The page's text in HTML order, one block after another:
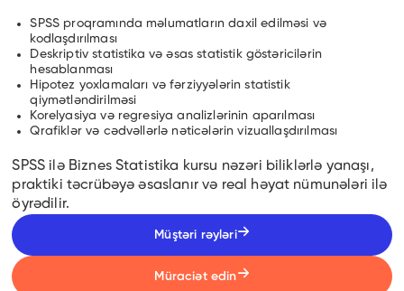
Müştəri rəyləri
Müraciət edin
SPSS proqramında məlumatların daxil edilməsi və
kodlaşdırılması
Deskriptiv statistika və əsas statistik göstəricilərin
hesablanması
Hipotez yoxlamaları və fərziyyələrin statistik
qiymətləndirilməsi
Korelyasiya və regresiya analizlərinin aparılması
Qrafiklər və cədvəllərlə nəticələrin vizuallaşdırılması
SPSS ilə Biznes Statistika kursu nəzəri biliklərlə yanaşı,
praktiki təcrübəyə əsaslanır və real həyat nümunələri ilə
öyrədilir.